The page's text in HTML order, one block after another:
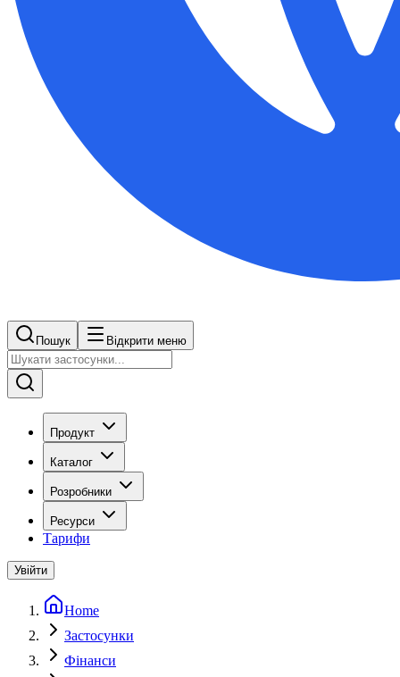
Пошук Відкрити меню
Продукт
Каталог
Розробники
Ресурси
Тарифи
Увійти
Home
Застосунки
Фінанси